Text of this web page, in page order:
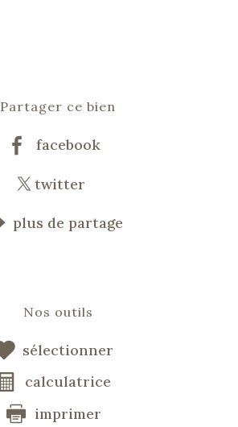
Partager ce bien
facebook
twitter
plus de partage
Nos outils
sélectionner
calculatrice
imprimer